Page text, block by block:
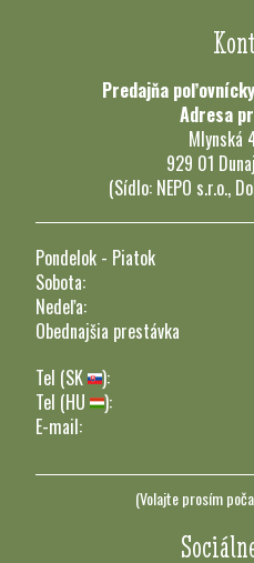
Predajňa
Adresa
Mlynská
929 01
(Sídlo: NEPO s.r.o.,
Pondelok - Piatok
Sobota:
Nedeľa:
Obednajšia prestávka
Tel (SK
):
Tel (HU
):
E-mail:
(Volajte prosím